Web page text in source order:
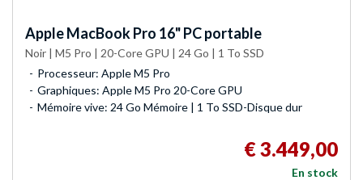
AppleMacBook Pro 16" PC portable
Noir | M5 Pro | 20-Core GPU | 24 Go | 1 To SSD
Processeur: Apple M5 Pro
Graphiques: Apple M5 Pro 20-Core GPU
Mémoire vive: 24 Go Mémoire | 1 To SSD-Disque dur
€ 3.449,00
En stock